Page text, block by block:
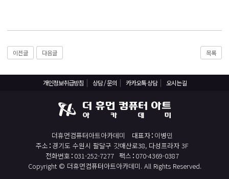
이전글 다음글 목록
개인정보취급방침 상담 / 문의 카카오톡 상담 오시는길
더휴먼컴퓨터아트아카데미 대표자 이병민
주소 경기도 수원시 팔달구 갓매산로38, 다성프라자 3F
전화번호 031-252-7277 팩스 070-4369-0387
Copyright © 더휴먼컴퓨터아트아카데미. All Rights Reserved.
전산세무회계 자격취득과정[전산회계1급/전산세무2급/FAT1급/TAT2급]
컴퓨터활용능력2급(필기+실기) 및 ITQ자격증 취득(한글,엑셀,파워포인트)
직업상담사 2급 (필기+실기) 자격증 취득과정
포토샵 자격증 취득과정(GTQ1급)
일러스트 자격증 취득과정(GTQi 1급)
전산회계 1급 / FAT 1급 자격증 취득과정
전산세무 2급 / TAT 2급 자격증 취득과정